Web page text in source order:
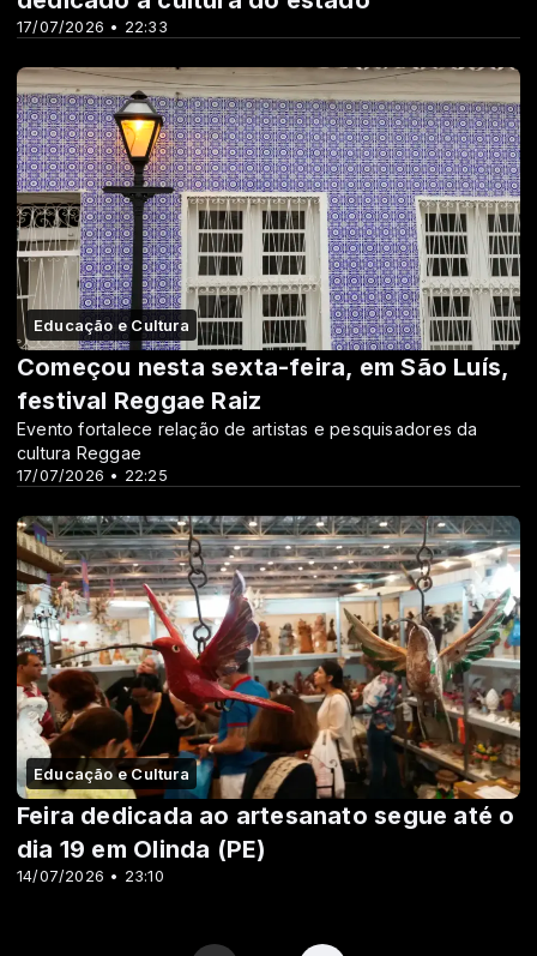
17/07/2026 • 22:33
Educação e Cultura
17/07/2026 • 22:25
Começou nesta sexta-feira, em São Luís,
festival Reggae Raiz
Evento fortalece relação de artistas e pesquisadores da
cultura Reggae
Educação e Cultura
14/07/2026 • 23:10
Feira dedicada ao artesanato segue até o
dia 19 em Olinda (PE)